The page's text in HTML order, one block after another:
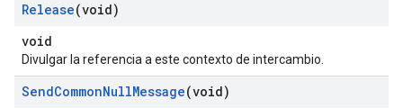
Release(void)
void
Divulgar la referencia a este contexto de intercambio.
SendCommonNullMessage(void)